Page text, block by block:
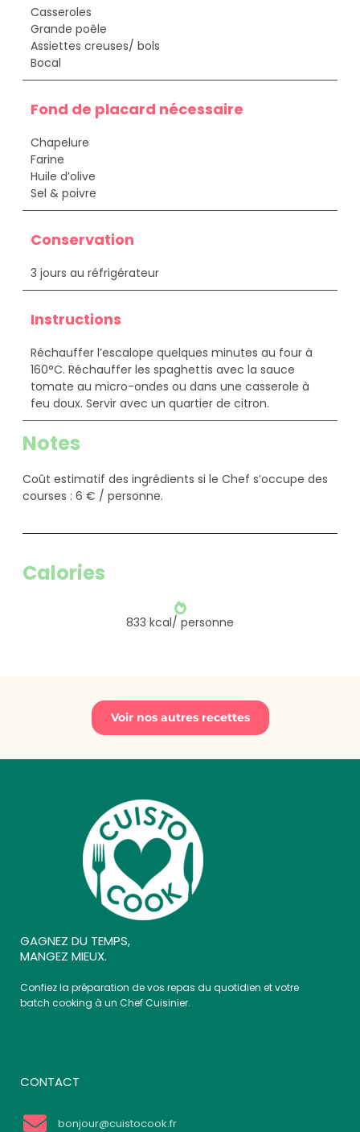
Casseroles
Grande poêle
Assiettes creuses/ bols
Bocal
Fond de placard nécessaire
Chapelure
Farine
Huile d’olive
Sel & poivre
Conservation
3 jours au réfrigérateur
Instructions
Réchauffer l’escalope quelques minutes au four à
160°C. Réchauffer les spaghettis avec la sauce
tomate au micro-ondes ou dans une casserole à
feu doux. Servir avec un quartier de citron.
Notes
Coût estimatif des ingrédients si le Chef s’occupe des
courses : 6 € / personne.
Calories
833 kcal/ personne
Voir nos autres recettes
GAGNEZ DU TEMPS,
MANGEZ MIEUX.
Confiez la préparation de vos repas du quotidien et votre
batch cooking à un Chef Cuisinier.
CONTACT
bonjour@cuistocook.fr